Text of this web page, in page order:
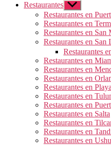
Restaurantes Mostrar
el
submenú
Restaurantes en
Restaurantes en
Restaurantes en
Restaurantes en San
Restaurantes
Restaurantes en
Restaurantes en
Restaurantes en
Restaurantes en
Restaurantes en
Restaurantes en
Restaurantes en Salta
Restaurantes en
Restaurantes en
Restaurantes en